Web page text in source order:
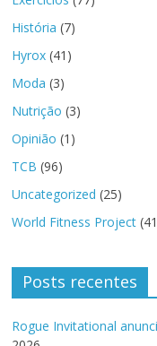
História (7)
Hyrox (41)
Moda (3)
Nutrição (3)
Opinião (1)
TCB (96)
Uncategorized (25)
World Fitness Project
Posts recentes
Rogue Invitational